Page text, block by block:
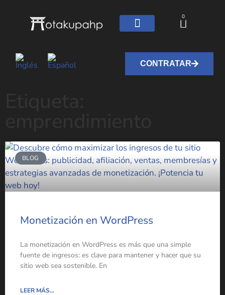
CONTRATAR
0
BLOG
Monetización en WordPress
La monetización en WordPress es más que una simple
fuente de ingresos: es clave para mantener y hacer que su
sitio web sea sostenible. En
LEER MÁS...